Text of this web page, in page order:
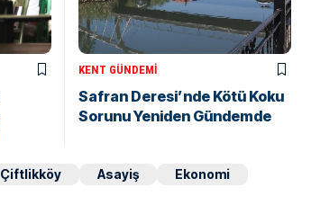
KENT GÜNDEMI
Safran Deresi’nde Kötü Koku
Sorunu Yeniden Gündemde
Çiftlikköy Asayiş
Ekonomi